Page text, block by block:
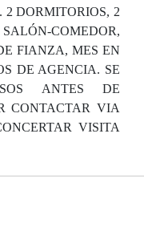
2 DORMITORIOS, 2
COMEDOR,
FIANZA, MES EN
DE AGENCIA. SE
ANTES DE
CONTACTAR VIA
VISITA